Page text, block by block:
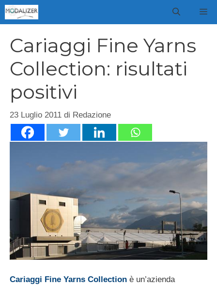
Vai
al
Cariaggi Fine Yarns
Collection: risultati
positivi
23 Luglio 2011 di Redazione
Cariaggi Fine Yarns Collection è un’azienda